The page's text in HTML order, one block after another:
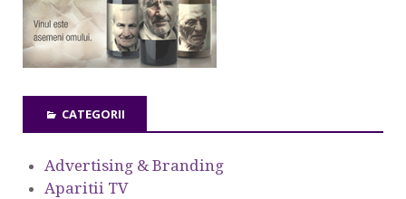
CATEGORII
Advertising & Branding
Aparitii TV